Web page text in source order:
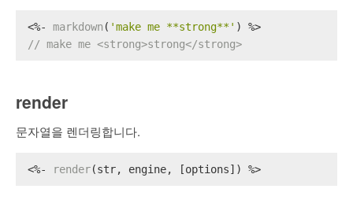
<%- markdown ( 'make me **strong**' ) %>
// make me <strong>strong</strong>
render
문자열을 렌더링합니다.
<%- render(str, engine, [options]) %>